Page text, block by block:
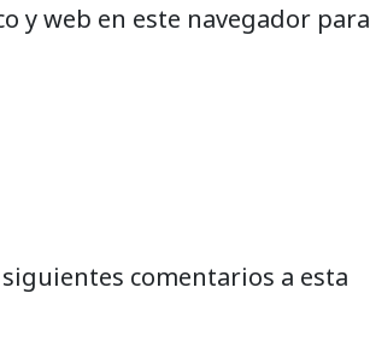
y web en este navegador para
comentarios a esta